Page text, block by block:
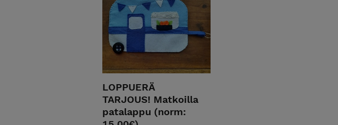
LOPPUERÄ
TARJOUS! Matkoilla
patalappu (norm: